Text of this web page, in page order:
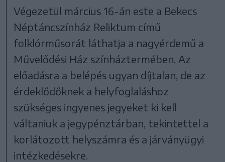
Végezetül március 16-án este a Bekecs
Néptáncszínház Reliktum című
folklórműsorát láthatja a nagyérdemű a
Művelődési Ház színháztermében. Az
előadásra a belépés ugyan díjtalan, de az
érdeklődőknek a helyfoglaláshoz
szükséges ingyenes jegyeket ki kell
váltaniuk a jegypénztárban, tekintettel a
korlátozott helyszámra és a járványügyi
intézkedésekre.